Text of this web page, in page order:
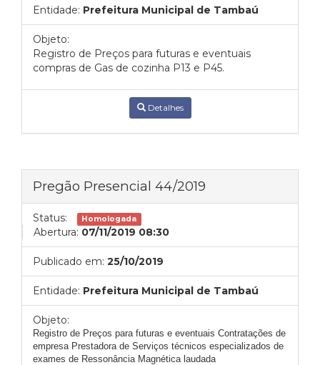
Entidade: Prefeitura Municipal de Tambaú
Objeto:
Registro de Preços para futuras e eventuais
compras de Gas de cozinha P13 e P45.
Detalhes
Pregão Presencial 44/2019
Status: Homologada
Abertura: 07/11/2019 08:30
Publicado em: 25/10/2019
Entidade: Prefeitura Municipal de Tambaú
Objeto:
Registro de Preços para futuras e eventuais Contratações de
empresa Prestadora de Serviços técnicos especializados de
exames de Ressonância Magnética laudada